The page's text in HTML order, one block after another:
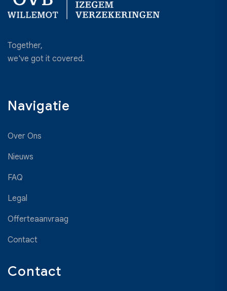
Together,
we've got it covered.
Navigatie
Over Ons
Nieuws
FAQ
Legal
Offerteaanvraag
Contact
Contact